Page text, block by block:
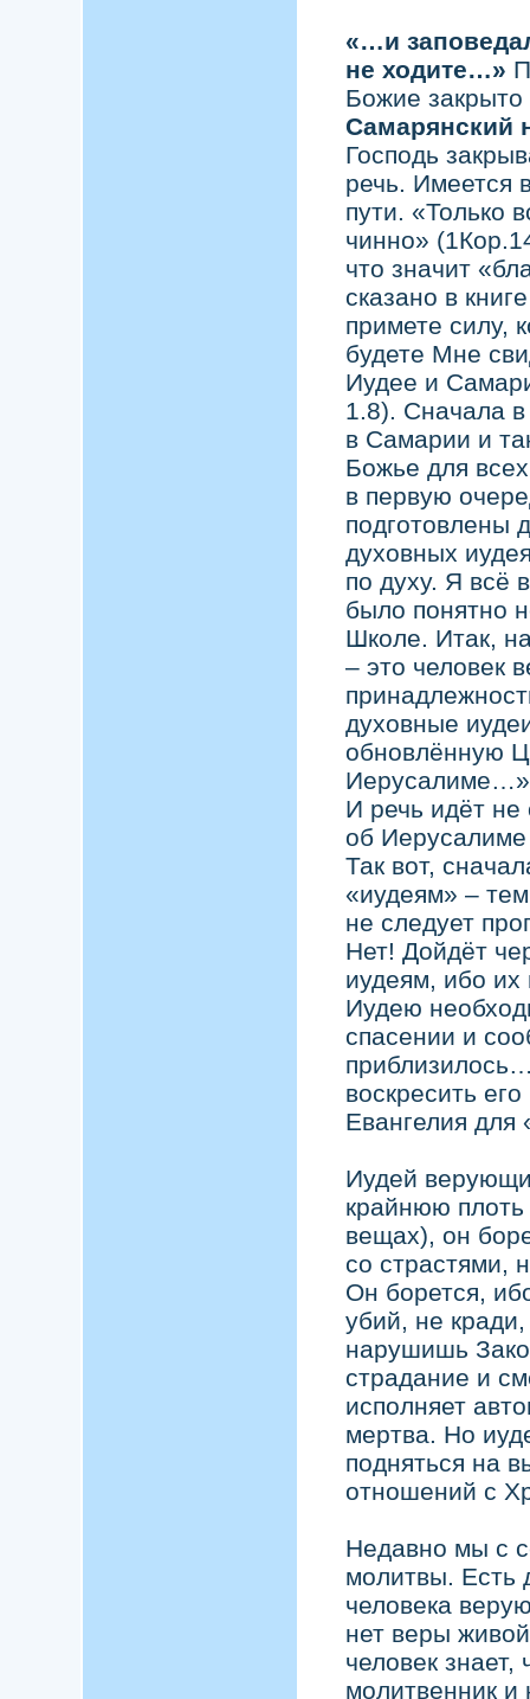
«…и
не ходите…»
Божие
Самарянский
Господь
речь. Имеется
пути. «Только
чинно»
что значит
сказано в
примете силу,
будете Мне
Иудее и
1.8). Сначала
в Самарии и
Божье для
в первую
подготовлены
духовных
по духу. Я всё
было понятно
Школе. Итак,
– это человек
духовные
обновлённую
И речь идёт
об
Так вот,
«иудеям» –
не следует
Нет! Дойдёт
иудеям, ибо их
Иудею
спасении и
воскресить
Евангелия для
Иудей
крайнюю плоть
вещах), он
со страстями,
Он борется,
убий, не
нарушишь
страдание и
исполняет
мертва. Но
подняться на
отношений с
Недавно мы с
молитвы. Есть
человека
нет веры
человек
молитвенник и